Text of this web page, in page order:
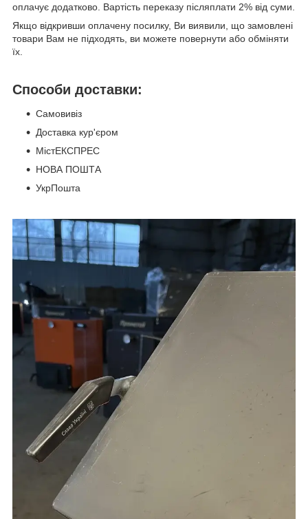
оплачує додатково. Вартість переказу післяплати 2% від суми.
Якщо відкривши оплачену посилку, Ви виявили, що замовлені
товари Вам не підходять, ви можете повернути або обміняти
їх.
Способи доставки:
Самовивіз
Доставка кур'єром
МістЕКСПРЕС
НОВА ПОШТА
УкрПошта